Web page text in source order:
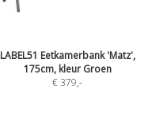
LABEL51 Eetkamerbank 'Matz',
175cm, kleur Groen
€ 379,-